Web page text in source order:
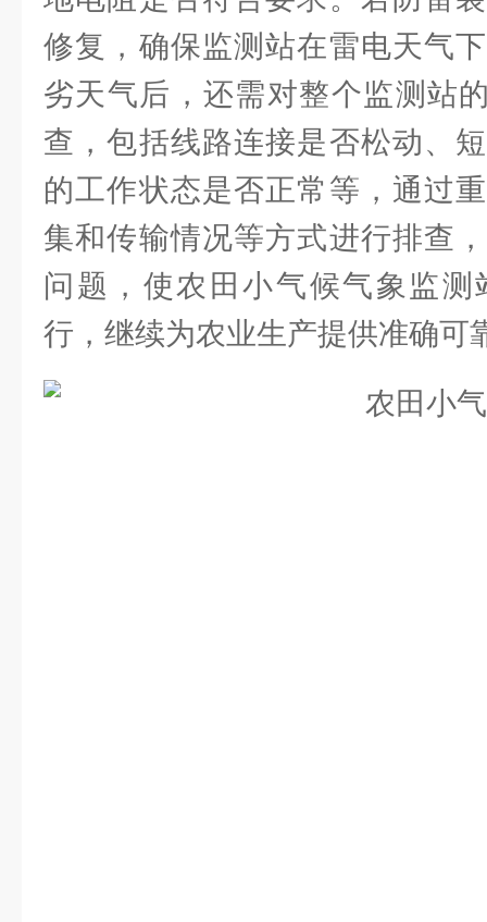
修复，确保监测站在雷电天气
劣天气后，还需对整个监测站
查，包括线路连接是否松动、
的工作状态是否正常等，通过
集和传输情况等方式进行排查
问题，使农田小气候气象监
行，继续为农业生产提供准确可